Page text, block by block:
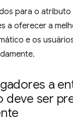
para o atributo
a oferecer a
e os
a
deve ser